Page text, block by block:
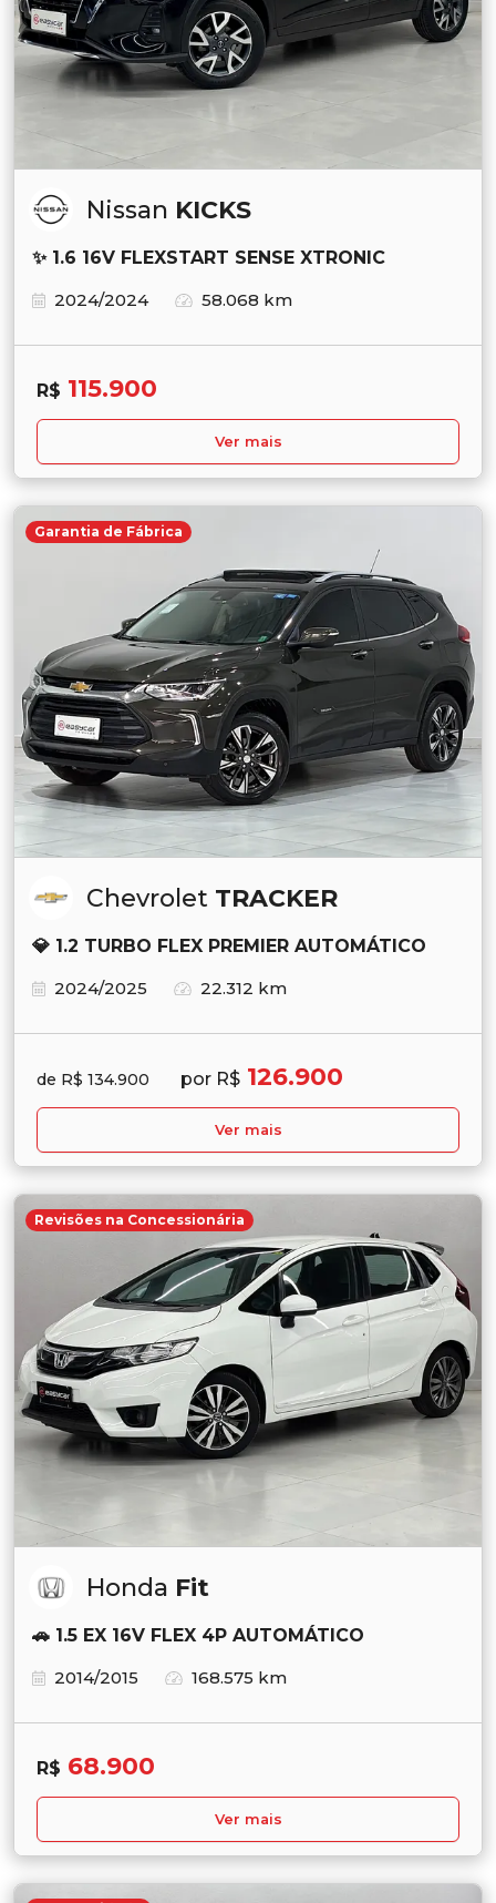
Nissan KICKS
✨ 1.6 16V FLEXSTART SENSE XTRONIC
2024/2024
58.068 km
R$ 115.900
Ver mais
Garantia de Fábrica
Chevrolet TRACKER
💎 1.2 TURBO FLEX PREMIER AUTOMÁTICO
2024/2025
22.312 km
de R$ 134.900 por R$ 126.900
Ver mais
Revisões na Concessionária
Honda Fit
🚗 1.5 EX 16V FLEX 4P AUTOMÁTICO
2014/2015
168.575 km
R$ 68.900
Ver mais